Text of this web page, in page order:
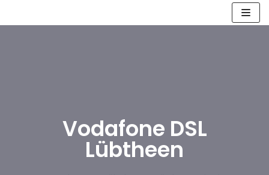
Vodafone DSL
Lübtheen